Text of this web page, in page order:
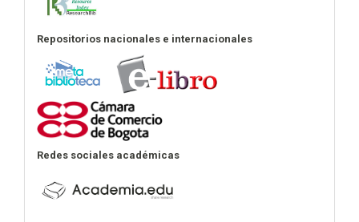
Repositorios nacionales e internacionales
Redes sociales académicas